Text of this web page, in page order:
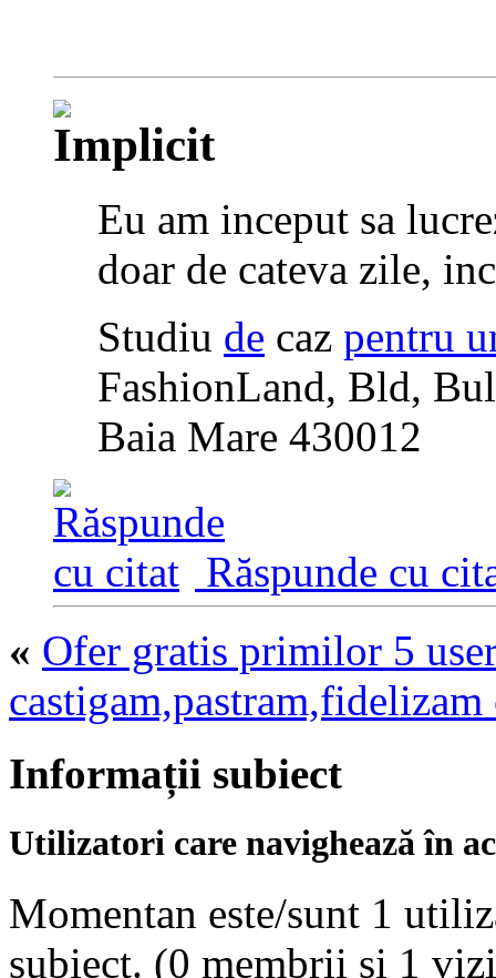
Eu am inceput sa
doar de cateva zile,
Studiu de caz pentru
FashionLand, Bld,
Baia Mare 430012
Răspunde cu
« Ofer gratis primilor 5
Informații subiect
Utilizatori care navighează în
Momentan este/sunt 1
subiect. (0 membrii și 1